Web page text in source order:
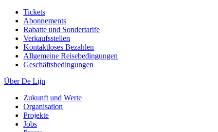
Tickets
Abonnements
Rabatte und Sondertarife
Verkaufsstellen
Kontaktloses Bezahlen
Allgemeine Reisebedingungen
Geschäftsbedingungen
Über De Lijn
Zukunft und Werte
Organisation
Projekte
Jobs